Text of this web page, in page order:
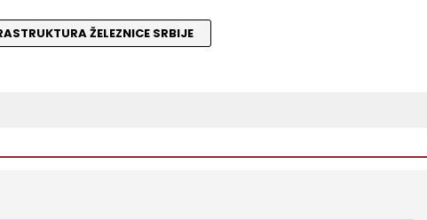
ŽELEZNICE SRBIJE